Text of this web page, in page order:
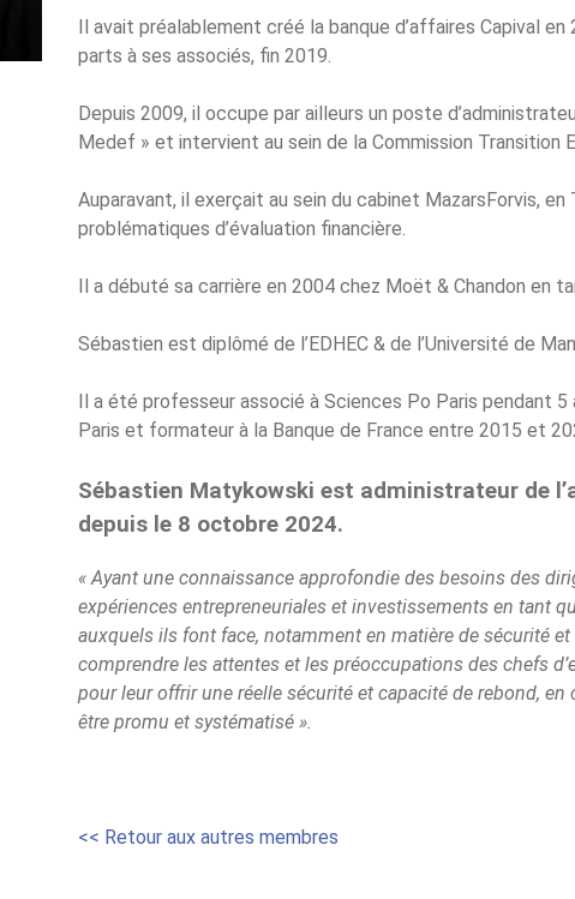
Il avait préalablement créé la banque d’affaires Capival
parts à ses associés, fin 2019.
Depuis 2009, il occupe par ailleurs un poste
Medef » et intervient au sein de la Commission Transition
Auparavant, il exerçait au sein du cabinet MazarsForvis,
problématiques d’évaluation financière.
Il a débuté sa carrière en 2004 chez Moët & Chandon en
Sébastien est diplômé de l’EDHEC & de l’Université de
Il a été professeur associé à Sciences Po Paris pendant
Paris et formateur à la Banque de France entre 2015 et
Sébastien Matykowski est administrateur de
depuis le 8 octobre 2024.
« Ayant une connaissance approfondie des besoins des
expériences entrepreneuriales et investissements en tant
auxquels ils font face, notamment en matière de sécurité
comprendre les attentes et les préoccupations des chefs
pour leur offrir une réelle sécurité et capacité de rebond,
être promu et systématisé ».
<< Retour aux autres membres